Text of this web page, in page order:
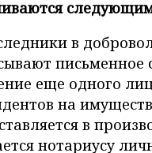
в
письменное
еще одного
на
в
нотариусу